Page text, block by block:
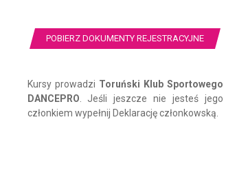
POBIERZ DOKUMENTY REJESTRACYJNE
Kursy prowadzi Toruński Klub Sportowego
DANCEPRO
Jeśli jeszcze nie jesteś jego
członkiem wypełnij Deklarację członkowską.